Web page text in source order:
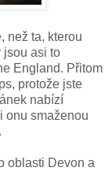
než ta, kterou
jsou asi to
England. Přitom
protože jste
nabízí
onu smaženou
oblasti Devon a